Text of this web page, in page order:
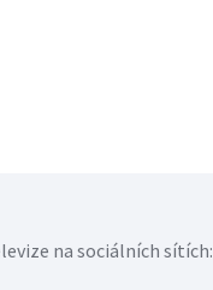
na sociálních sítích: